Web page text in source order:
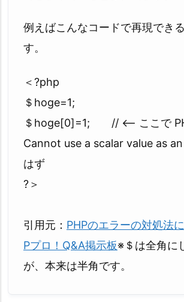
例えばこんなコードで再現でき
す。
＜?php
＄hoge=1;
＄hoge[0]=1; // <-- ここで
Cannot use a scalar value as
はず
?＞
引用元： PHPのエラーの対処法
Pプロ！Q&A掲示板※＄は全角に
が、本来は半角です。